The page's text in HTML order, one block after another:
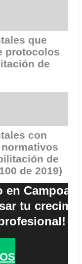
que
protocolos
de
con
de
de 2019)
en
tu